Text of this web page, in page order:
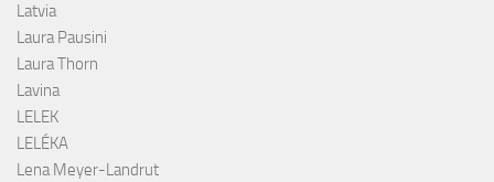
Latvia
Laura Pausini
Laura Thorn
Lavina
LELEK
LELÉKA
Lena Meyer-Landrut